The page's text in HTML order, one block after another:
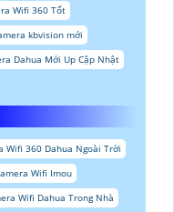
Wifi 360 Tốt
kbvision mới
Dahua Mới Up Cập Nhật
Wifi 360 Dahua Ngoài Trời
Wifi Imou
Wifi Dahua Trong Nhà